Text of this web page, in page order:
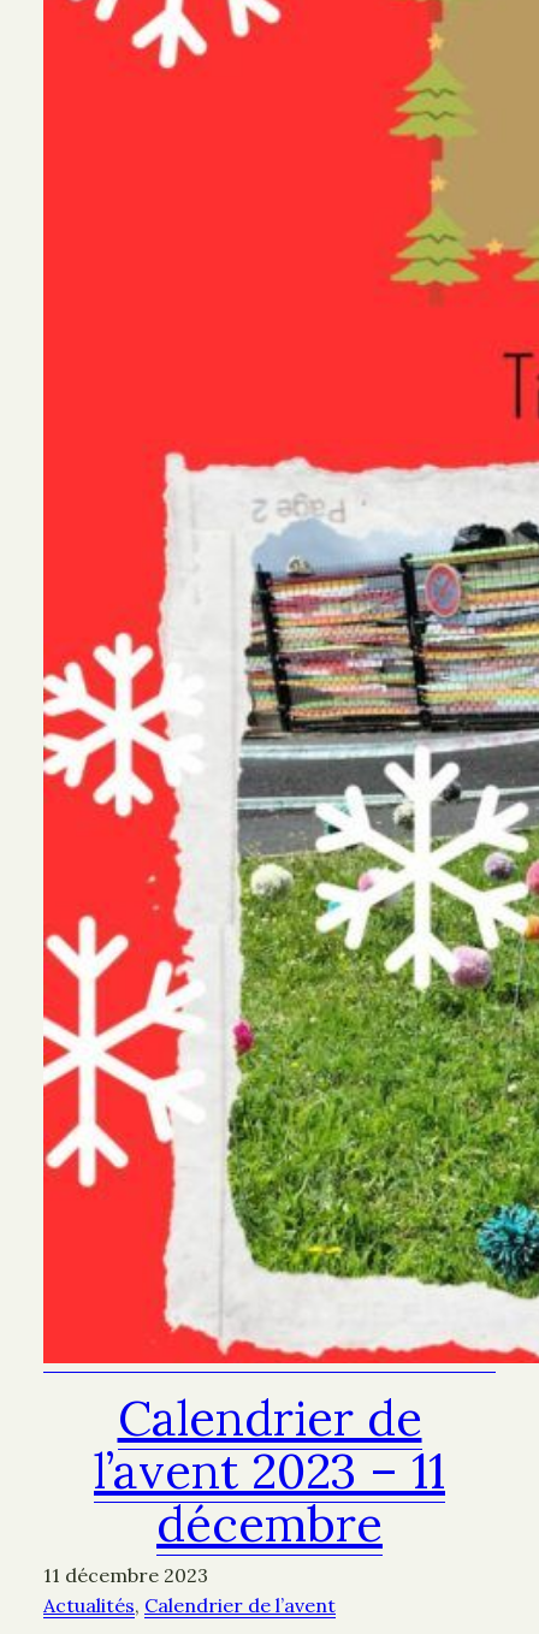
Calendrier de
l’avent 2023 – 11
décembre
11 décembre 2023
Actualités, Calendrier de l’avent